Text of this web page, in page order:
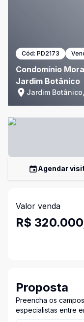
Cód: PD2173
Condomínio
Jardim Botânico
Jardim
Agendar
Valor venda
R$
Proposta
Preencha os
especialistas entre